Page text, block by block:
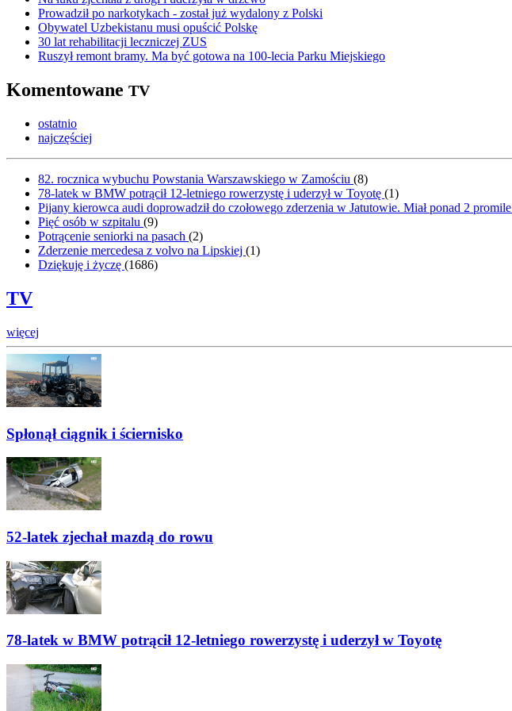
Prowadził po narkotykach - został już wydalony z Polski
Obywatel Uzbekistanu musi opuścić Polskę
30 lat rehabilitacji leczniczej ZUS
Ruszył remont bramy. Ma być gotowa na 100-lecia Parku Miejskiego
Komentowane TV
ostatnio
najczęściej
82. rocznica wybuchu Powstania Warszawskiego w Zamościu (8)
78-latek w BMW potrącił 12-letniego rowerzystę i uderzył w Toyotę (1)
Pijany kierowca audi doprowadził do czołowego zderzenia w Jatutowie. Miał ponad 2 promile
Pięć osób w szpitalu (9)
Potrącenie seniorki na pasach (2)
Zderzenie mercedesa z volvo na Lipskiej (1)
Dziękuję i życzę (1686)
TV
więcej
Spłonął ciągnik i ściernisko
52-latek zjechał mazdą do rowu
78-latek w BMW potrącił 12-letniego rowerzystę i uderzył w Toyotę